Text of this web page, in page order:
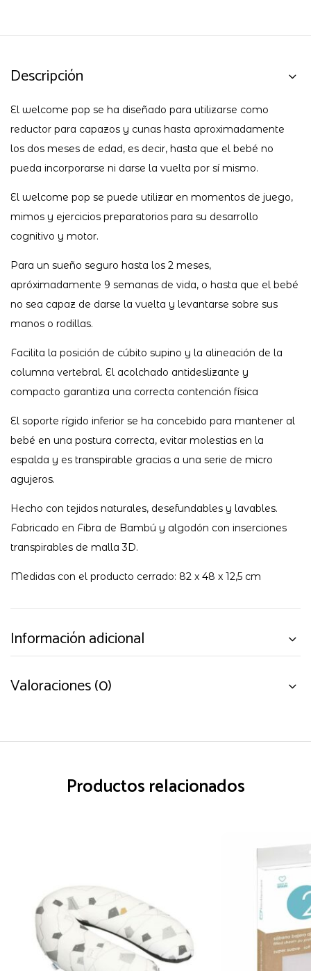
Descripción
El welcome pop se ha diseñado para utilizarse como
reductor para capazos y cunas hasta aproximadamente
los dos meses de edad, es decir, hasta que el bebé no
pueda incorporarse ni darse la vuelta por sí mismo.
El welcome pop se puede utilizar en momentos de juego,
mimos y ejercicios preparatorios para su desarrollo
cognitivo y motor.
Para un sueño seguro hasta los 2 meses,
apróximadamente 9 semanas de vida, o hasta que el bebé
no sea capaz de darse la vuelta y levantarse sobre sus
manos o rodillas.
Facilita la posición de cúbito supino y la alineación de la
columna vertebral. El acolchado antideslizante y
compacto garantiza una correcta contención física
El soporte rígido inferior se ha concebido para mantener al
bebé en una postura correcta, evitar molestias en la
espalda y es transpirable gracias a una serie de micro
agujeros.
Hecho con tejidos naturales, desefundables y lavables.
Fabricado en Fibra de Bambú y algodón con inserciones
transpirables de malla 3D.
Medidas con el producto cerrado: 82 x 48 x 12,5 cm
Información adicional
Valoraciones (0)
Productos relacionados